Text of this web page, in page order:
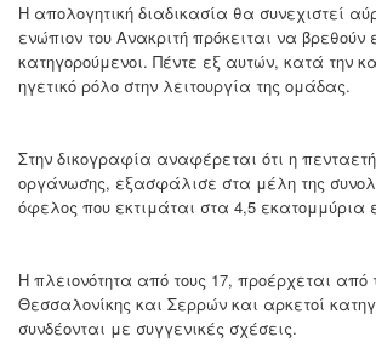
Η απολογητική διαδικασία θα συνεχιστεί
ενώπιον του Ανακριτή πρόκειται να βρεθούν
κατηγορούμενοι. Πέντε εξ αυτών, κατά την
ηγετικό ρόλο στην λειτουργία της ομάδας.
Στην δικογραφία αναφέρεται ότι η
οργάνωσης, εξασφάλισε στα μέλη της
όφελος που εκτιμάται στα 4,5 εκατομμύρια
Η πλειονότητα από τους 17, προέρχεται από
Θεσσαλονίκης και Σερρών και αρκετοί
συνδέονται με συγγενικές σχέσεις.